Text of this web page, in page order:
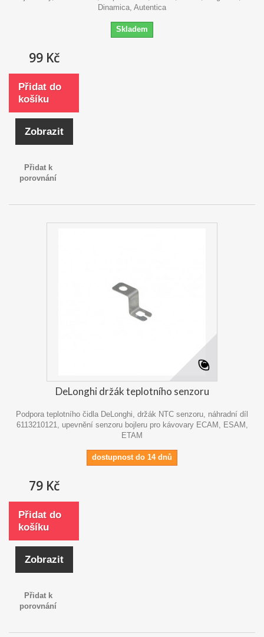
Dinamica, Autentica
Skladem
99 Kč
Přidat do
košíku
Zobrazit
Přidat k
porovnání
DeLonghi držák teplotního senzoru
Podpora teplotního čidla DeLonghi, držák NTC senzoru, náhradní díl
6113210121, upevnění senzoru bojleru pro kávovary ECAM, ESAM,
ETAM
dostupnost do 14 dnů
79 Kč
Přidat do
košíku
Zobrazit
Přidat k
porovnání